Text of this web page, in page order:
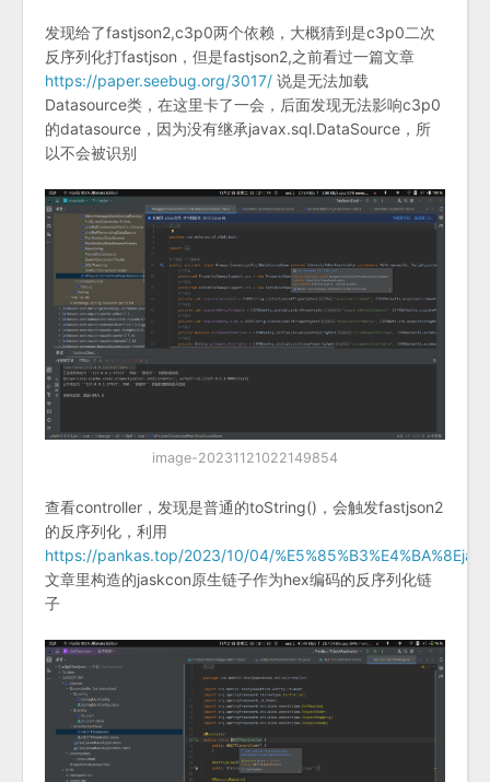
发现给了fastjson2,c3p0两个依赖，大概猜到是c3p0二次
反序列化打fastjson，但是fastjson2,之前看过一篇文章
https://paper.seebug.org/3017/ 说是无法加载
Datasource类，在这里卡了一会，后面发现无法影响c3p0
的datasource，因为没有继承javax.sql.DataSource，所
以不会被识别
image-20231121022149854
查看controller，发现是普通的toString()，会触发fastjson2
的反序列化，利用
https://pankas.top/2023/10/04/
文章里构造的jaskcon原生链子作为hex编码的反序列化链
子